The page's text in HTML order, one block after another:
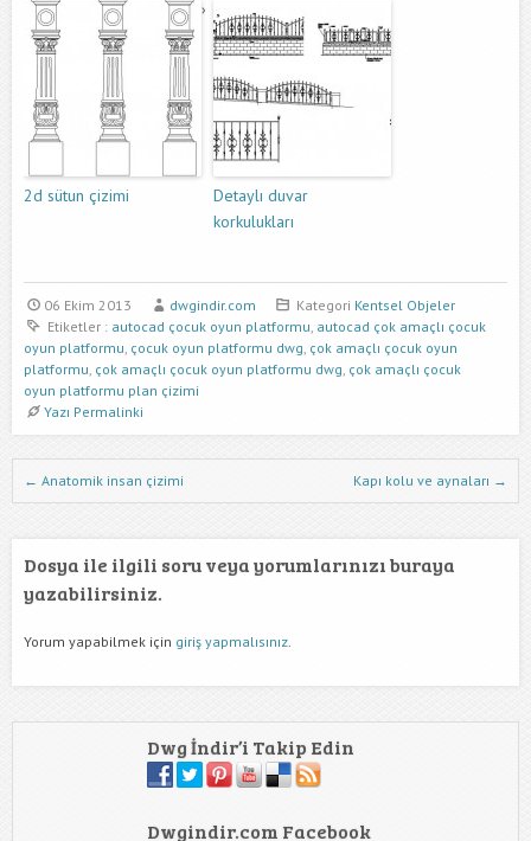
2d sütun çizimi
Detaylı duvar
korkulukları
06 Ekim 2013 dwgindir.com Kategori Kentsel Objeler
Etiketler : autocad çocuk oyun platformu, autocad çok amaçlı çocuk
oyun platformu, çocuk oyun platformu dwg, çok amaçlı çocuk oyun
platformu, çok amaçlı çocuk oyun platformu dwg, çok amaçlı çocuk
oyun platformu plan çizimi
Yazı Permalinki
Dwg İndir Yazı Nevigasyonu
← Anatomik insan çizimi Kapı kolu ve aynaları →
Dosya ile ilgili soru veya yorumlarınızı buraya
yazabilirsiniz.
Yorum yapabilmek için giriş yapmalısınız.
Dwg İndir’i Takip Edin
Dwgindir.com Facebook